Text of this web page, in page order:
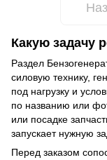
Какую задачу
Раздел
силовую технику,
под нагрузку и
по названию или
или посадке
запускает нужную
Перед заказом